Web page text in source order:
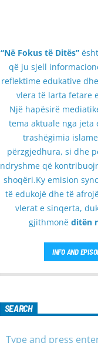
“Në Fokus të Ditës”
që ju sjell
reflektime edukative
vlera të larta fetare
Një hapësirë
tema aktuale nga jeta
trashëgimia
përzgjedhura, si dhe
ndryshme që
shoqëri.Ky emision
të edukojë dhe të
vlerat e sinqerta,
gjithmonë ditën
INFO AND
SEARCH